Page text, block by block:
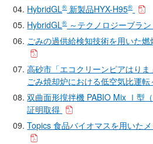
HybridGL®新製品HYX-H95®
HybridGL®～テクノロジーブラン
ごみの過供給検知技術を用いた
高砂市「エコクリーンピアはり
ごみ焼却炉における低空気比運転
双曲面形撹拌機 PABIO Mix Ⅰ型
証明取得
Topics 食品バイオマスを用いた